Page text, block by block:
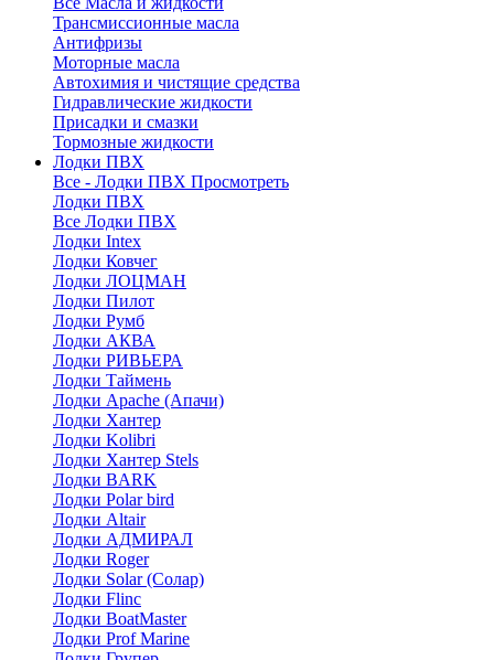
Трансмиссионные масла
Антифризы
Моторные масла
Автохимия и чистящие средства
Гидравлические жидкости
Присадки и смазки
Тормозные жидкости
Лодки ПВХ
Все - Лодки ПВХ Просмотреть
Лодки ПВХ
Все Лодки ПВХ
Лодки Intex
Лодки Ковчег
Лодки ЛОЦМАН
Лодки Пилот
Лодки Румб
Лодки АКВА
Лодки РИВЬЕРА
Лодки Таймень
Лодки Apache (Апачи)
Лодки Хантер
Лодки Kolibri
Лодки Хантер Stels
Лодки BARK
Лодки Polar bird
Лодки Altair
Лодки АДМИРАЛ
Лодки Roger
Лодки Solar (Солар)
Лодки Flinc
Лодки BoatMaster
Лодки Prof Marine